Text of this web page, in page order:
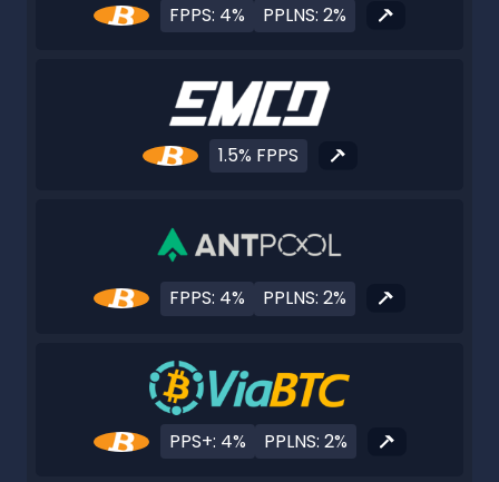
FPPS: 4% PPLNS: 2%
1.5% FPPS
FPPS: 4% PPLNS: 2%
PPS+: 4% PPLNS: 2%